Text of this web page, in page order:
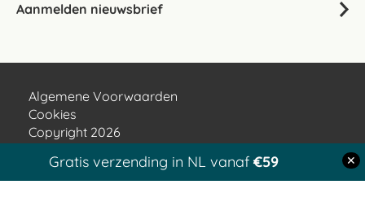
Aanmelden nieuwsbrief
Algemene Voorwaarden
Cookies
Copyright 2026
Privacyverklaring
Gratis verzending in NL vanaf€59 ✕